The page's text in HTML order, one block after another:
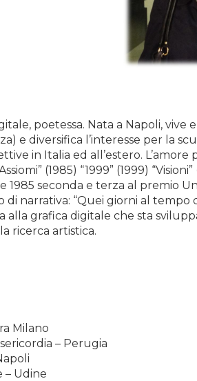
poetessa. Nata a Napoli,
e diversifica l’interesse per la
in Italia ed all’estero.
(1985) “1999” (1999)
1985 seconda e terza al premio
di narrativa: “Quei giorni al tempo
alla grafica digitale che sta
ricerca artistica.
Milano
– Perugia
– Udine